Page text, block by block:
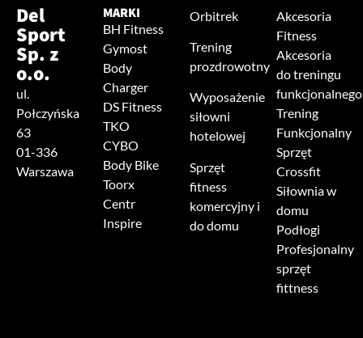
Del
Sport
Sp. z
o.o.
ul.
Połczyńska
63
01-336
Warszawa
MARKI
BH Fitness
Gymost
Body
Charger
DS Fitness
TKO
CYBO
Body Bike
Toorx
Centr
Inspire
Orbitrek
Trening
prozdrowotny
Wyposażenie
siłowni
hotelowej
Sprzęt
fitness
komercyjny i
do domu
Akcesoria
Fitness
Akcesoria
do treningu
funkcjonalnego
Trening
Funkcjonalny
Sprzęt
Crossfit
Siłownia w
domu
Podłogi
Profesjonalny
sprzęt
fittness